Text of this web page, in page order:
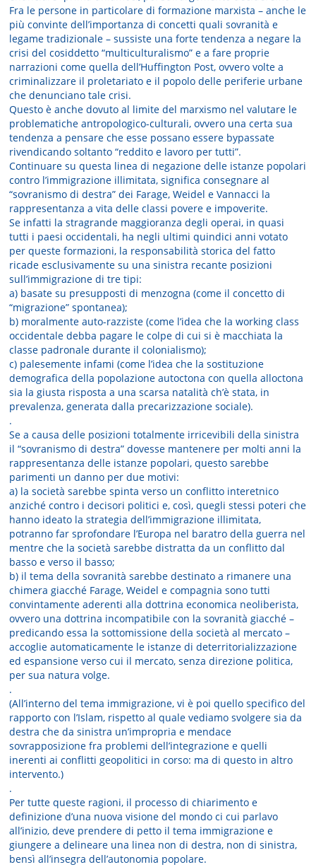
Fra le persone in particolare di formazione marxista – anche le
più convinte dell’importanza di concetti quali sovranità e
legame tradizionale – sussiste una forte tendenza a negare la
crisi del cosiddetto “multiculturalismo” e a fare proprie
narrazioni come quella dell’Huffington Post, ovvero volte a
criminalizzare il proletariato e il popolo delle periferie urbane
che denunciano tale crisi.
Questo è anche dovuto al limite del marxismo nel valutare le
problematiche antropologico-culturali, ovvero una certa sua
tendenza a pensare che esse possano essere bypassate
rivendicando soltanto “reddito e lavoro per tutti”.
Continuare su questa linea di negazione delle istanze popolari
contro l’immigrazione illimitata, significa consegnare al
“sovranismo di destra” dei Farage, Weidel e Vannacci la
rappresentanza a vita delle classi povere e impoverite.
Se infatti la stragrande maggioranza degli operai, in quasi
tutti i paesi occidentali, ha negli ultimi quindici anni votato
per queste formazioni, la responsabilità storica del fatto
ricade esclusivamente su una sinistra recante posizioni
sull’immigrazione di tre tipi:
a) basate su presupposti di menzogna (come il concetto di
“migrazione” spontanea);
b) moralmente auto-razziste (come l’idea che la working class
occidentale debba pagare le colpe di cui si è macchiata la
classe padronale durante il colonialismo);
c) palesemente infami (come l’idea che la sostituzione
demografica della popolazione autoctona con quella alloctona
sia la giusta risposta a una scarsa natalità ch’è stata, in
prevalenza, generata dalla precarizzazione sociale).
.
Se a causa delle posizioni totalmente irricevibili della sinistra
il “sovranismo di destra” dovesse mantenere per molti anni la
rappresentanza delle istanze popolari, questo sarebbe
parimenti un danno per due motivi:
a) la società sarebbe spinta verso un conflitto interetnico
anziché contro i decisori politici e, così, quegli stessi poteri che
hanno ideato la strategia dell’immigrazione illimitata,
potranno far sprofondare l’Europa nel baratro della guerra nel
mentre che la società sarebbe distratta da un conflitto dal
basso e verso il basso;
b) il tema della sovranità sarebbe destinato a rimanere una
chimera giacché Farage, Weidel e compagnia sono tutti
convintamente aderenti alla dottrina economica neoliberista,
ovvero una dottrina incompatibile con la sovranità giacché –
predicando essa la sottomissione della società al mercato –
accoglie automaticamente le istanze di deterritorializzazione
ed espansione verso cui il mercato, senza direzione politica,
per sua natura volge.
.
(All’interno del tema immigrazione, vi è poi quello specifico del
rapporto con l’Islam, rispetto al quale vediamo svolgere sia da
destra che da sinistra un’impropria e mendace
sovrapposizione fra problemi dell’integrazione e quelli
inerenti ai conflitti geopolitici in corso: ma di questo in altro
intervento.)
.
Per tutte queste ragioni, il processo di chiarimento e
definizione d’una nuova visione del mondo ci cui parlavo
all’inizio, deve prendere di petto il tema immigrazione e
giungere a delineare una linea non di destra, non di sinistra,
bensì all’insegra dell’autonomia popolare.